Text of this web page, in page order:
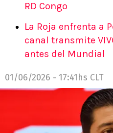
RD Congo
La Roja enfrenta a
canal transmite
antes del Mundial
01/06/2026 - 17:41hs CLT